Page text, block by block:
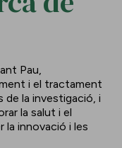
Pau,
i el tractament
de la investigació, i
la salut i el
la innovació i les